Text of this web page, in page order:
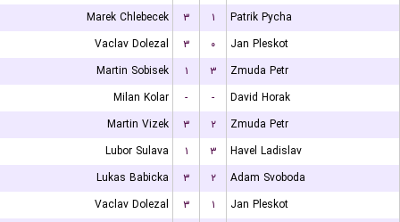
Marek Chlebecek
۳ ۱
Patrik Pycha
Vaclav Dolezal
۳ ۰
Jan Pleskot
Martin Sobisek
۱ ۳
Zmuda Petr
Milan Kolar
- -
David Horak
Martin Vizek
۳ ۲
Zmuda Petr
Lubor Sulava
۱ ۳
Havel Ladislav
Lukas Babicka
۳ ۲
Adam Svoboda
Vaclav Dolezal
۳ ۱
Jan Pleskot